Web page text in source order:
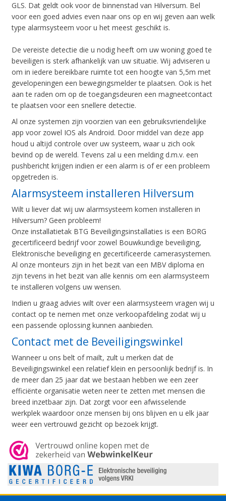
GLS. Dat geldt ook voor de binnenstad van Hilversum. Bel
voor een goed advies even naar ons op en wij geven aan welk
type alarmsysteem voor u het meest geschikt is.
De vereiste detectie die u nodig heeft om uw woning goed te
beveiligen is sterk afhankelijk van uw situatie. Wij adviseren u
om in iedere bereikbare ruimte tot een hoogte van 5,5m met
gevelopeningen een bewegingsmelder te plaatsen. Ook is het
aan te raden om op de toegangsdeuren een magneetcontact
te plaatsen voor een snellere detectie.
Al onze systemen zijn voorzien van een gebruiksvriendelijke
app voor zowel IOS als Android. Door middel van deze app
houd u altijd controle over uw systeem, waar u zich ook
bevind op de wereld. Tevens zal u een melding d.m.v. een
pushbericht krijgen indien er een alarm is of er een probleem
opgetreden is.
Alarmsysteem installeren Hilversum
Wilt u liever dat wij uw alarmsysteem komen installeren in
Hilversum? Geen probleem!
Onze installatietak BTG Beveiligingsinstallaties is een BORG
gecertificeerd bedrijf voor zowel Bouwkundige beveiliging,
Elektronische beveiliging en gecertificeerde camerasystemen.
Al onze monteurs zijn in het bezit van een MBV diploma en
zijn tevens in het bezit van alle kennis om een alarmsysteem
te installeren volgens uw wensen.
Indien u graag advies wilt over een alarmsysteem vragen wij u
contact op te nemen met onze verkoopafdeling zodat wij u
een passende oplossing kunnen aanbieden.
Contact met de Beveiligingswinkel
Wanneer u ons belt of mailt, zult u merken dat de
Beveiligingswinkel een relatief klein en persoonlijk bedrijf is. In
de meer dan 25 jaar dat we bestaan hebben we een zeer
efficiënte organisatie weten neer te zetten met mensen die
breed inzetbaar zijn. Dat zorgt voor een afwisselende
werkplek waardoor onze mensen bij ons blijven en u elk jaar
weer een vertrouwd gezicht op bezoek krijgt.